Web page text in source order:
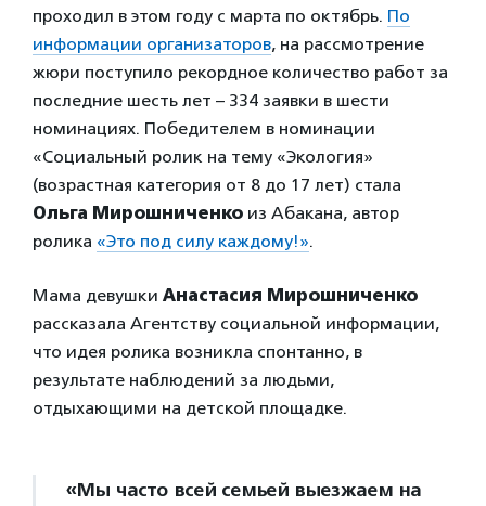
проходил в этом году с марта по октябрь. По
информации организаторов, на рассмотрение
жюри поступило рекордное количество работ за
последние шесть лет – 334 заявки в шести
номинациях. Победителем в номинации
«Социальный ролик на тему «Экология»
(возрастная категория от 8 до 17 лет) стала
Ольга Мирошниченко из Абакана, автор
ролика «Это под силу каждому!».
Мама девушки Анастасия Мирошниченко
рассказала Агентству социальной информации,
что идея ролика возникла спонтанно, в
результате наблюдений за людьми,
отдыхающими на детской площадке.
«Мы часто всей семьей выезжаем на